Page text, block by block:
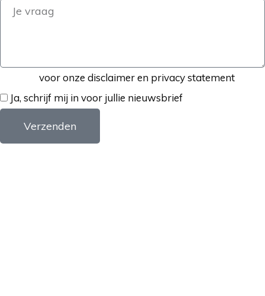
voor onze disclaimer en privacy statement
Ja, schrijf mij in voor jullie nieuwsbrief
Verzenden